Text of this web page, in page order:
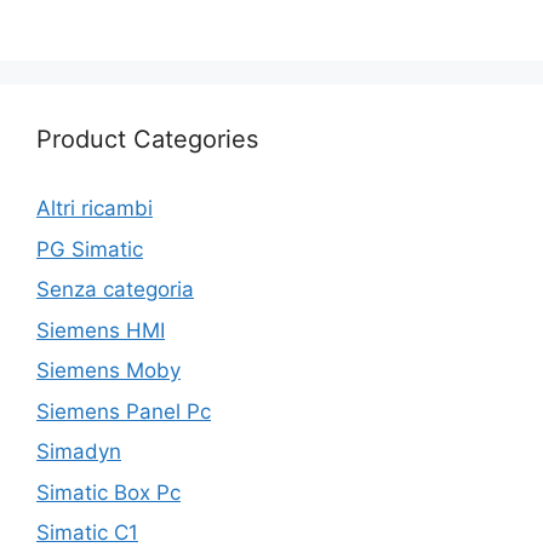
Product Categories
Altri ricambi
PG Simatic
Senza categoria
Siemens HMI
Siemens Moby
Siemens Panel Pc
Simadyn
Simatic Box Pc
Simatic C1